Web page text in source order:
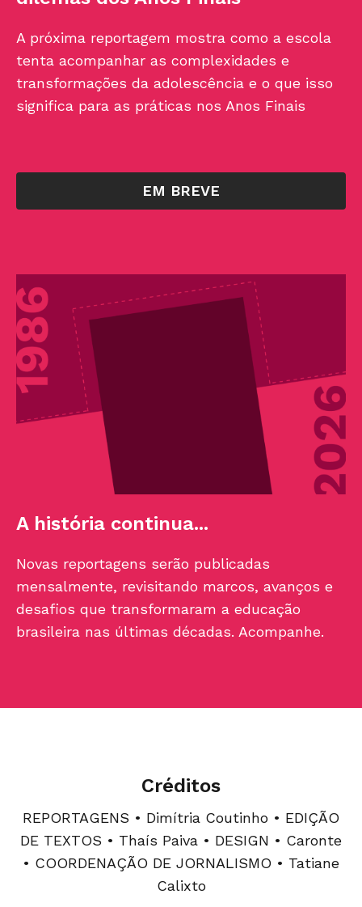
A próxima reportagem mostra como a escola
tenta acompanhar as complexidades e
transformações da adolescência e o que isso
significa para as práticas nos Anos Finais
EM BREVE
A história continua...
Novas reportagens serão publicadas
mensalmente, revisitando marcos, avanços e
desafios que transformaram a educação
brasileira nas últimas décadas. Acompanhe.
Créditos
REPORTAGENS • Dimítria Coutinho • EDIÇÃO
DE TEXTOS • Thaís Paiva • DESIGN • Caronte
• COORDENAÇÃO DE JORNALISMO • Tatiane
Calixto